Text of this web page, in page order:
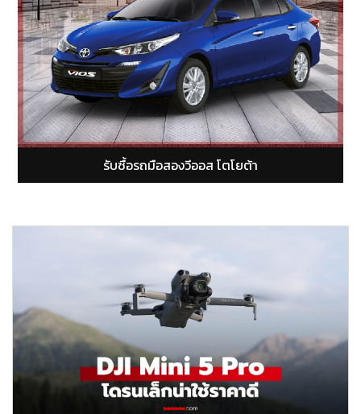
รับซื้อรถมือสองยารีส โตโยต้า